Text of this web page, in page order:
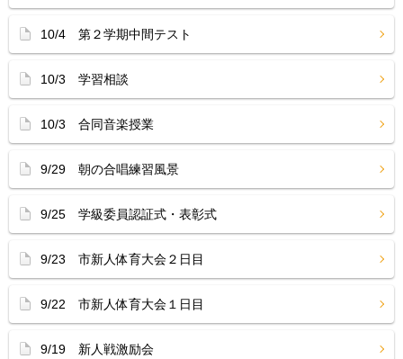
10/4 第２学期中間テスト
10/3 学習相談
10/3 合同音楽授業
9/29 朝の合唱練習風景
9/25 学級委員認証式・表彰式
9/23 市新人体育大会２日目
9/22 市新人体育大会１日目
9/19 新人戦激励会